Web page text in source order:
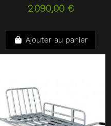
2 090,00 €
Ajouter au panier